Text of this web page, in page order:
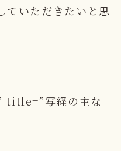
ていただきたいと思
写経の主な